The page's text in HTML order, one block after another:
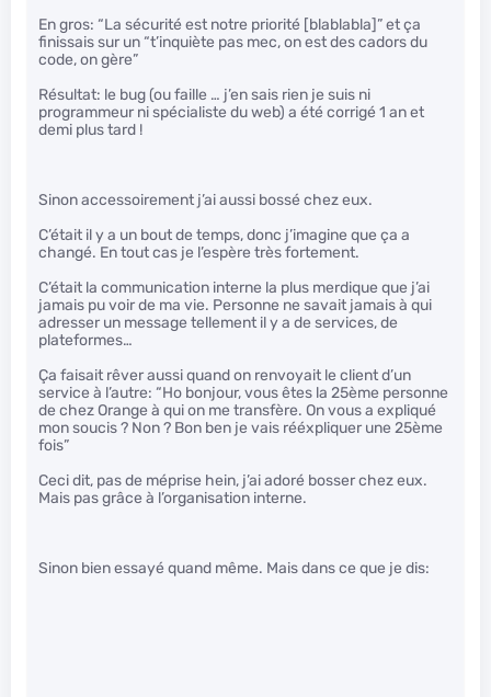
En gros: “La sécurité est notre priorité [blablabla]” et ça
finissais sur un “t’inquiète pas mec, on est des cadors du
code, on gère”
Résultat: le bug (ou faille … j’en sais rien je suis ni
programmeur ni spécialiste du web) a été corrigé 1 an et
demi plus tard !
Sinon accessoirement j’ai aussi bossé chez eux.
C’était il y a un bout de temps, donc j’imagine que ça a
changé. En tout cas je l’espère très fortement.
C’était la communication interne la plus merdique que j’ai
jamais pu voir de ma vie. Personne ne savait jamais à qui
adresser un message tellement il y a de services, de
plateformes…
Ça faisait rêver aussi quand on renvoyait le client d’un
service à l’autre: “Ho bonjour, vous êtes la 25ème personne
de chez Orange à qui on me transfère. On vous a expliqué
mon soucis ? Non ? Bon ben je vais rééxpliquer une 25ème
fois”
Ceci dit, pas de méprise hein, j’ai adoré bosser chez eux.
Mais pas grâce à l’organisation interne.
Sinon bien essayé quand même. Mais dans ce que je dis: